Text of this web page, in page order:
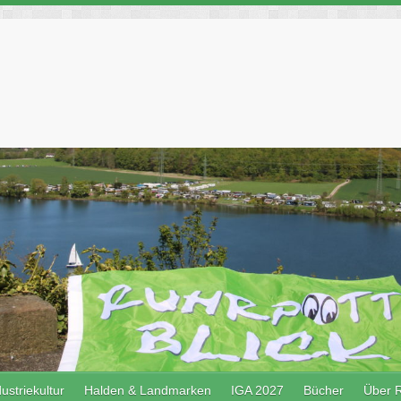
Halden & Landmarken IGA 2027 Bücher Über